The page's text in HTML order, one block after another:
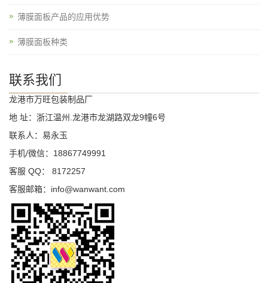
薄膜面板产品的应用优势
薄膜面板种类
联系我们
龙港市万旺包装制品厂
地 址：浙江温州.龙港市龙湖路双龙9幢6号
联系人：易永玉
手机/微信：18867749991
客服 QQ： 8172257
客服邮箱：info@wanwant.com